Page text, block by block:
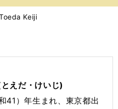
Keiji
えだ・けいじ)
41）年生まれ、東京都出